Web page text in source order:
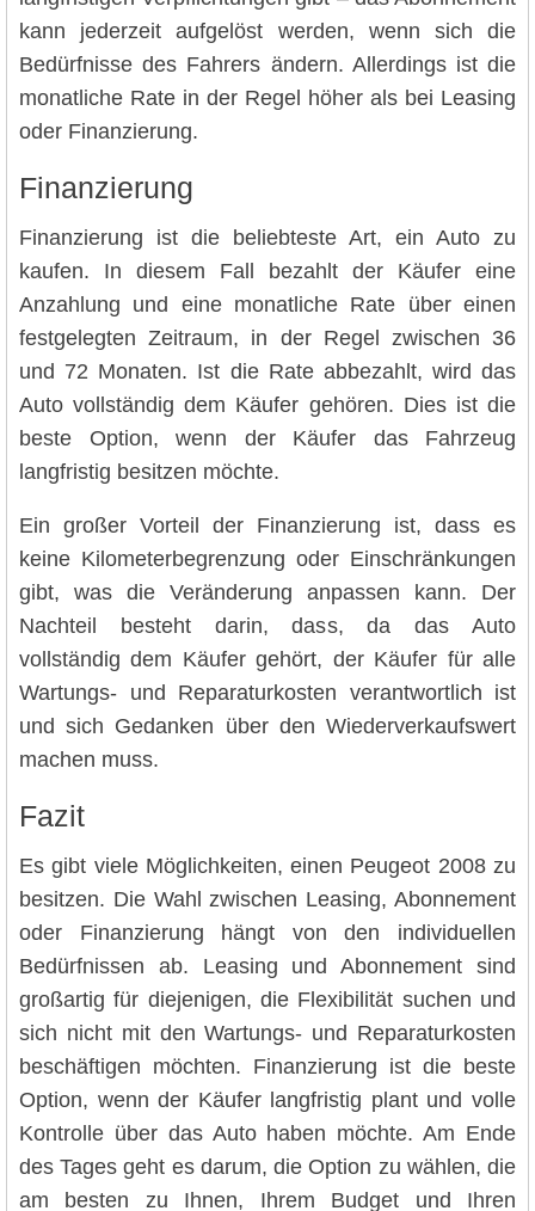
kann jederzeit aufgelöst werden, wenn sich die
Bedürfnisse des Fahrers ändern. Allerdings ist die
monatliche Rate in der Regel höher als bei Leasing
oder Finanzierung.
Finanzierung
Finanzierung ist die beliebteste Art, ein Auto zu
kaufen. In diesem Fall bezahlt der Käufer eine
Anzahlung und eine monatliche Rate über einen
festgelegten Zeitraum, in der Regel zwischen 36
und 72 Monaten. Ist die Rate abbezahlt, wird das
Auto vollständig dem Käufer gehören. Dies ist die
beste Option, wenn der Käufer das Fahrzeug
langfristig besitzen möchte.
Ein großer Vorteil der Finanzierung ist, dass es
keine Kilometerbegrenzung oder Einschränkungen
gibt, was die Veränderung anpassen kann. Der
Nachteil besteht darin, dass, da das Auto
vollständig dem Käufer gehört, der Käufer für alle
Wartungs- und Reparaturkosten verantwortlich ist
und sich Gedanken über den Wiederverkaufswert
machen muss.
Fazit
Es gibt viele Möglichkeiten, einen Peugeot 2008 zu
besitzen. Die Wahl zwischen Leasing, Abonnement
oder Finanzierung hängt von den individuellen
Bedürfnissen ab. Leasing und Abonnement sind
großartig für diejenigen, die Flexibilität suchen und
sich nicht mit den Wartungs- und Reparaturkosten
beschäftigen möchten. Finanzierung ist die beste
Option, wenn der Käufer langfristig plant und volle
Kontrolle über das Auto haben möchte. Am Ende
des Tages geht es darum, die Option zu wählen, die
am besten zu Ihnen, Ihrem Budget und Ihren